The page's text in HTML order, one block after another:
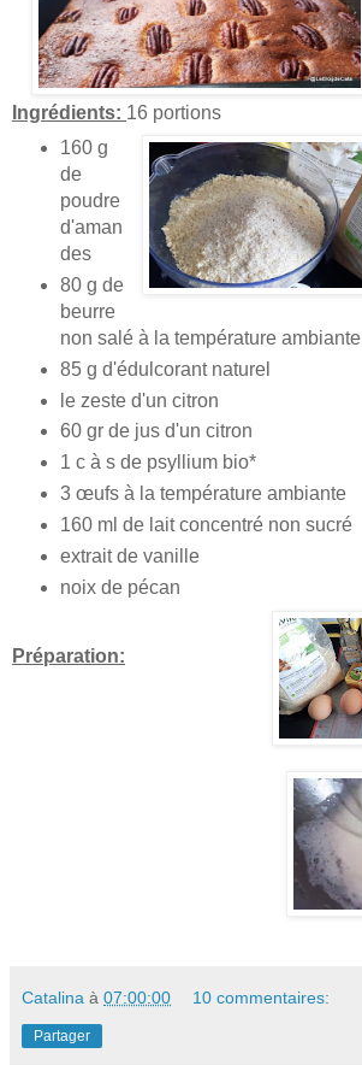
Ingrédients: 16 portions
160 g
de
poudre
d'aman
des
80 g de
beurre
non salé à la température ambiante
85 g d'édulcorant naturel
le zeste d'un citron
60 gr de jus d'un citron
1 c à s de psyllium bio*
3 œufs à la température ambiante
160 ml de lait concentré non sucré
extrait de vanille
noix de pécan
Préparation:
Catalina à 07:00:00 10 commentaires:
Partager